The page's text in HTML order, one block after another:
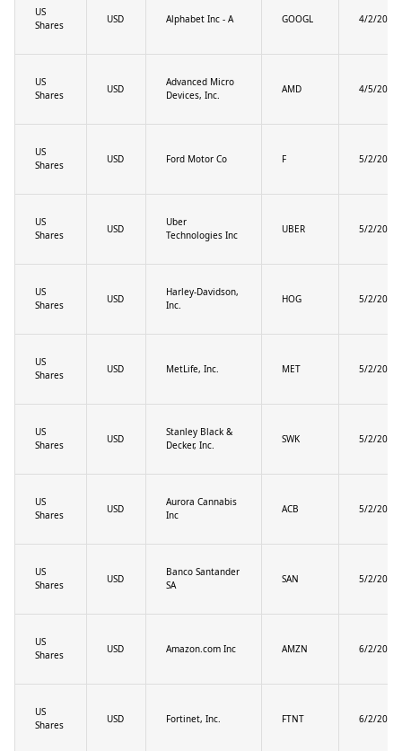
US
Shares
USD Alphabet Inc - A GOOGL 4/2/2025
US
Shares
USD
Advanced Micro
Devices, Inc.
AMD 4/5/2025
US
Shares
USD Ford Motor Co F 5/2/2025
US
Shares
USD
Uber
Technologies Inc
UBER 5/2/2025
US
Shares
USD
Harley-Davidson,
Inc.
HOG 5/2/2025
US
Shares
USD MetLife, Inc. MET 5/2/2025
US
Shares
USD
Stanley Black &
Decker, Inc.
SWK 5/2/2025
US
Shares
USD
Aurora Cannabis
Inc
ACB 5/2/2025
US
Shares
USD
Banco Santander
SA
SAN 5/2/2025
US
Shares
USD Amazon.com Inc AMZN 6/2/2025
US
Shares
USD Fortinet, Inc. FTNT 6/2/2025